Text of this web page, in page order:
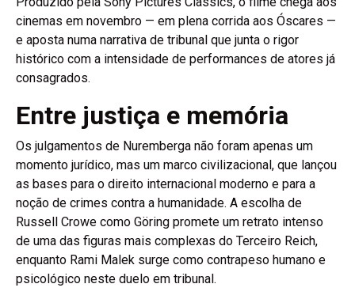
cinemas em novembro — em plena corrida aos Óscares —
e aposta numa narrativa de tribunal que junta o rigor
histórico com a intensidade de performances de atores já
consagrados.
Entre justiça e memória
Os julgamentos de Nuremberga não foram apenas um
momento jurídico, mas um marco civilizacional, que lançou
as bases para o direito internacional moderno e para a
noção de crimes contra a humanidade. A escolha de
Russell Crowe como Göring promete um retrato intenso
de uma das figuras mais complexas do Terceiro Reich,
enquanto Rami Malek surge como contrapeso humano e
psicológico neste duelo em tribunal.